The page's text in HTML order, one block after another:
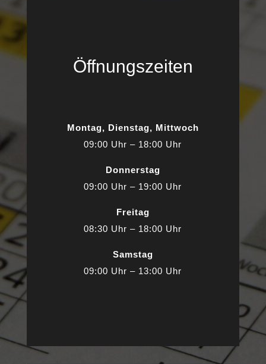
Öffnungszeiten
Montag, Dienstag, Mittwoch
09:00 Uhr – 18:00 Uhr
Donnerstag
09:00 Uhr – 19:00 Uhr
Freitag
08:30 Uhr – 18:00 Uhr
Samstag
09:00 Uhr – 13:00 Uhr